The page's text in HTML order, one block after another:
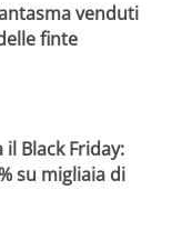
venduti
finte
Black Friday:
su migliaia di